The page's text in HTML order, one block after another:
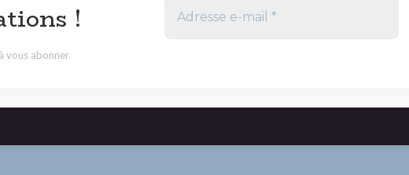
!
vous abonner